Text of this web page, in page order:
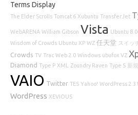
Terms Display
The Elder Scrolls Tomcat 6 Xubuntu TransferJet
WebARENA William Gibson Vista Ubuntu
Wisdom of Crowds Ubuntu XP WZ 任天堂 スイッ
Crowds TV Trac Web 2.0 Windows ubufox VZ
Diamond Type P XML Zoundry Raven Type S 新
VAIO Twitter TES Yahoo! WordPress 2.3
WordPress XEVIOUS